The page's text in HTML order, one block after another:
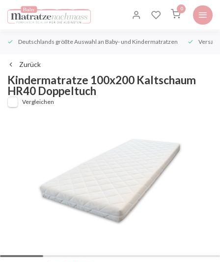
0
Deutschlands größte Auswahl an Baby- und Kindermatratzen
Zurück
Kindermatratze 100x200 Kaltschaum
HR40 Doppeltuch
Vergleichen